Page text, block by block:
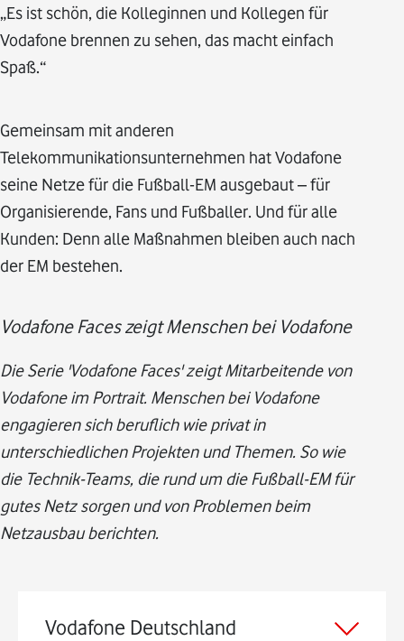
„Es ist schön, die Kolleginnen und Kollegen für
Vodafone brennen zu sehen, das macht einfach
Spaß.“
Gemeinsam mit anderen
Telekommunikationsunternehmen hat Vodafone
seine Netze für die Fußball-EM ausgebaut – für
Organisierende, Fans und Fußballer. Und für alle
Kunden: Denn alle Maßnahmen bleiben auch nach
der EM bestehen.
Vodafone Faces zeigt Menschen bei Vodafone
Die Serie 'Vodafone Faces' zeigt Mitarbeitende von
Vodafone im Portrait. Menschen bei Vodafone
engagieren sich beruflich wie privat in
unterschiedlichen Projekten und Themen. So wie
die Technik-Teams, die rund um die Fußball-EM für
gutes Netz sorgen und von Problemen beim
Netzausbau berichten.
Vodafone Deutschland